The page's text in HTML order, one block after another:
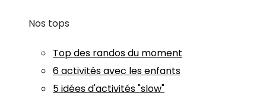
Nos tops
Top des randos du moment
6 activités avec les enfants
5 idées d'activités "slow"